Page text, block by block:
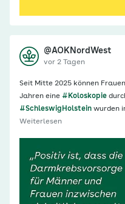
@AOKNordWest
vor 2 Tagen
Seit Mitte 2025 können
Jahren eine #Koloskopie
#SchleswigHolstein wurden
Weiterlesen